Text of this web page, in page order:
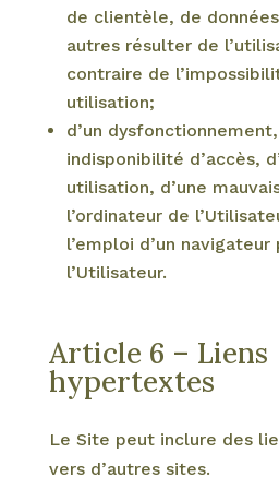
de clientèle, de
autres résulter de
contraire de
utilisation;
d’un dysfonctionnement,
indisponibilité d’accès,
utilisation, d’une
l’ordinateur de
l’emploi d’un
l’Utilisateur.
Article 6 – Liens
hypertextes
Le Site peut inclure des
vers d’autres sites.